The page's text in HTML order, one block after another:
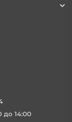
до 14:00